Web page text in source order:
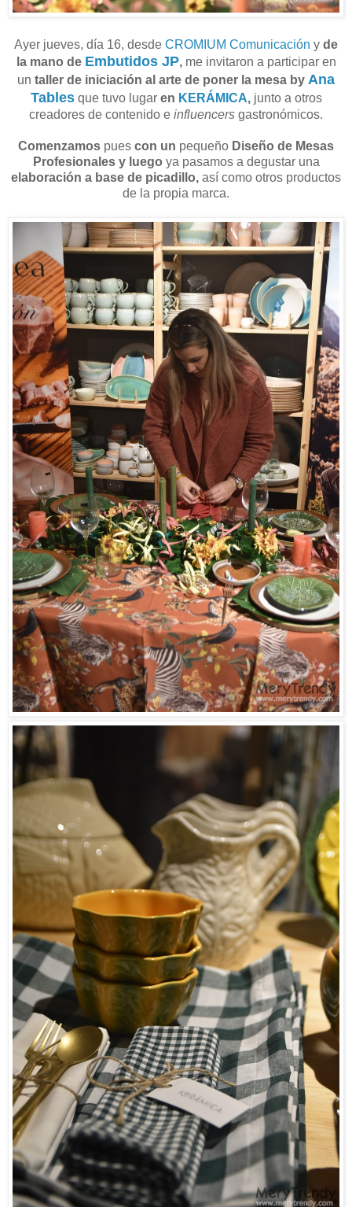
Ayer jueves, día 16, desde CROMIUM Comunicación y de
la mano de Embutidos JP, me invitaron a participar en
un taller de iniciación al arte de poner la mesa by Ana
Tablesque tuvo lugar en KERÁMICA,junto a otros
creadores de contenido e influencers gastronómicos.
Comenzamos pues con un pequeño Diseño de Mesas
Profesionales y luego ya pasamos a degustar una
elaboración a base de picadillo, así como otros productos
de la propia marca.